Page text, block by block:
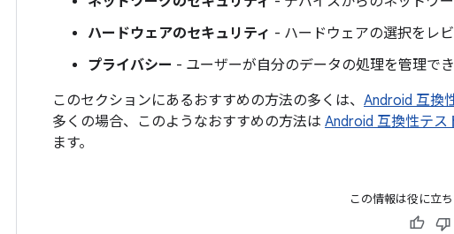
ハードウェアのセキュリティ - ハードウェアの選択をレ
プライバシー - ユーザーが自分のデータの処理を管理でき
このセクションにあるおすすめの方法の多くは、 Android 互換
多くの場合、このようなおすすめの方法は Android 互換性テス
ます。
この情報は役に立